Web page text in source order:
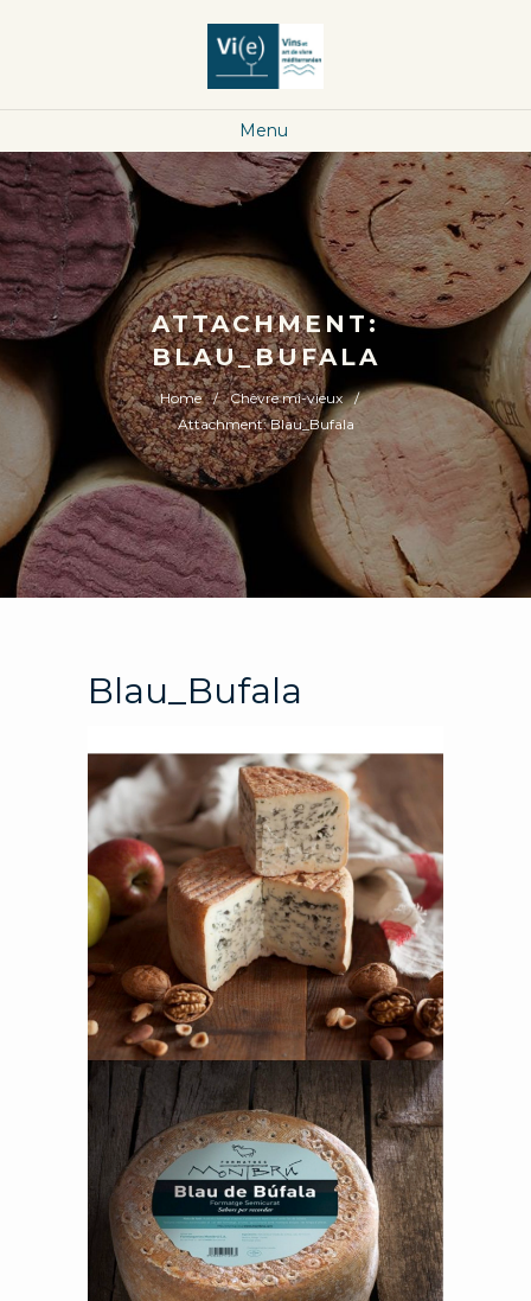
Menu
ATTACHMENT:
BLAU_BUFALA
Home
Chèvre mi-vieux
Attachment: Blau_Bufala
Blau_Bufala